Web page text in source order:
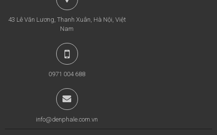
43 Lê Văn Lương, Thanh Xuân, Hà Nội, Việt
Nam
0971 004 688
info@denphale.com.vn